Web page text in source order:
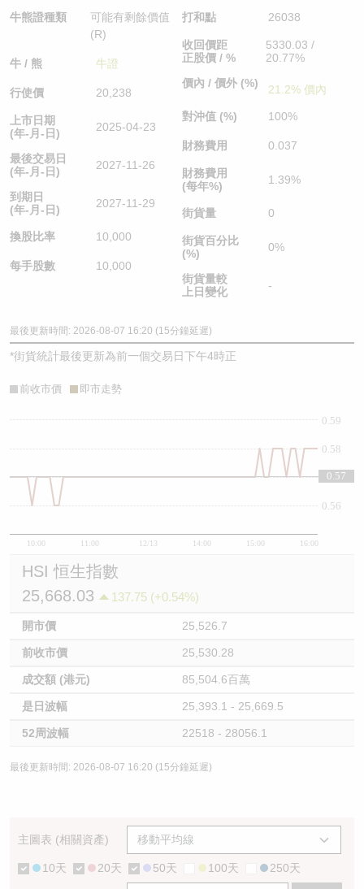
牛熊證種類
可能有剩餘價值
(R)
牛 / 熊 牛證
行使價 20,238
上市日期
(年-月-日)
2025-04-23
最後交易日
(年-月-日)
2027-11-26
到期日
(年-月-日)
2027-11-29
換股比率 10,000
每手股數 10,000
打和點 26038
收回價距
正股價 / %
5330.03 /
20.77%
價內 / 價外 (%)
21.2% 價內
對沖值 (%) 100%
財務費用 0.037
財務費用
(每年%)
1.39%
街貨量 0
街貨百分比
(%)
0%
街貨量較
上日變化
-
最後更新時間: 2026-08-07 16:20 (15分鐘延遲)
*街貨統計最後更新為前一個交易日下午4時正
前收市價 即市走勢
10:00 11:00 12/13 14:00 15:00 16:00
0.56
0.57
0.58
0.59
0.57
HSI 恒生指數
25,668.03
137.75 (+0.54%)
開市價 25,526.7
前收市價 25,530.28
成交額 (港元) 85,504.6百萬
是日波幅 25,393.1 - 25,669.5
52周波幅 22518 - 28056.1
最後更新時間: 2026-08-07 16:20 (15分鐘延遲)
主圖表 (相關資產)
10天 20天 50天 100天 250天